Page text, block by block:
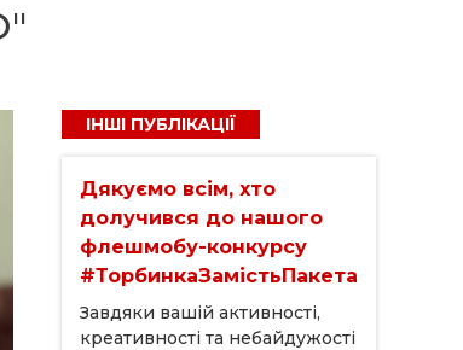
ІНШІ ПУБЛІКАЦІЇ
Дякуємо всім, хто
долучився до нашого
флешмобу-конкурсу
#ТорбинкаЗамістьПакета
Завдяки вашій активності,
креативності та небайдужості